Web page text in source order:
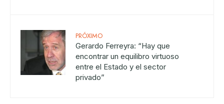
PRÓXIMO
Gerardo Ferreyra: “Hay que
encontrar un equilibro virtuoso
entre el Estado y el sector
privado”